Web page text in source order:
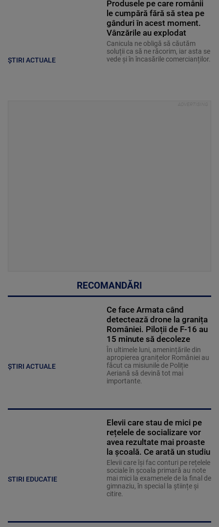
ȘTIRI ACTUALE
Produsele pe care românii
le cumpără fără să stea pe
gânduri în acest moment.
Vânzările au explodat
Canicula ne obligă să căutăm
soluții ca să ne răcorim, iar asta se
vede și în încasările comercianților.
RECOMANDĂRI
ȘTIRI ACTUALE
Ce face Armata când
detectează drone la granița
României. Piloții de F-16 au
15 minute să decoleze
În ultimele luni, amenințările din
apropierea granițelor României au
făcut ca misiunile de Poliție
Aeriană să devină tot mai
importante.
STIRI EDUCATIE
Elevii care stau de mici pe
rețelele de socializare vor
avea rezultate mai proaste
la școală. Ce arată un studiu
Elevii care îşi fac conturi pe rețelele
sociale în școala primară au note
mai mici la examenele de la final de
gimnaziu, în special la științe și
citire.